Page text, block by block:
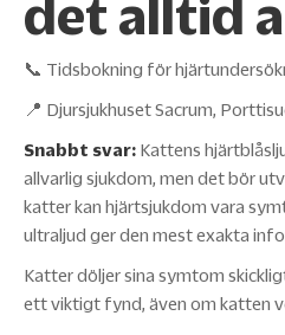
det alltid
📞 Tidsbokning för
📍 Djursjukhuset Sacrum,
Snabbt svar: Kattens
allvarlig sjukdom, men det bör
katter kan hjärtsjukdom vara
ultraljud ger den mest exakta
Katter döljer sina symtom
ett viktigt fynd, även om katten